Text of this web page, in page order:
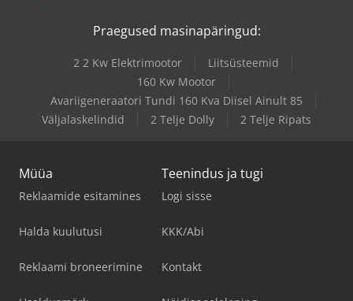
Praegused masinapäringud:
2 2 Kw Elektrimootor
Liitsüsteemid
160 Kw Mootor
Avariigeneraatori Tundi 160 Kva Diisel Ainult 85
Väljalaskelindid
2 Telje Dolly 2 Telje Ripats
Müüa
Reklaamide esitamines
Halda kuulutusi
Reklaami broneerimine
Teenindus ja tugi
Logi sisse
KKK/Abi
Kontakt